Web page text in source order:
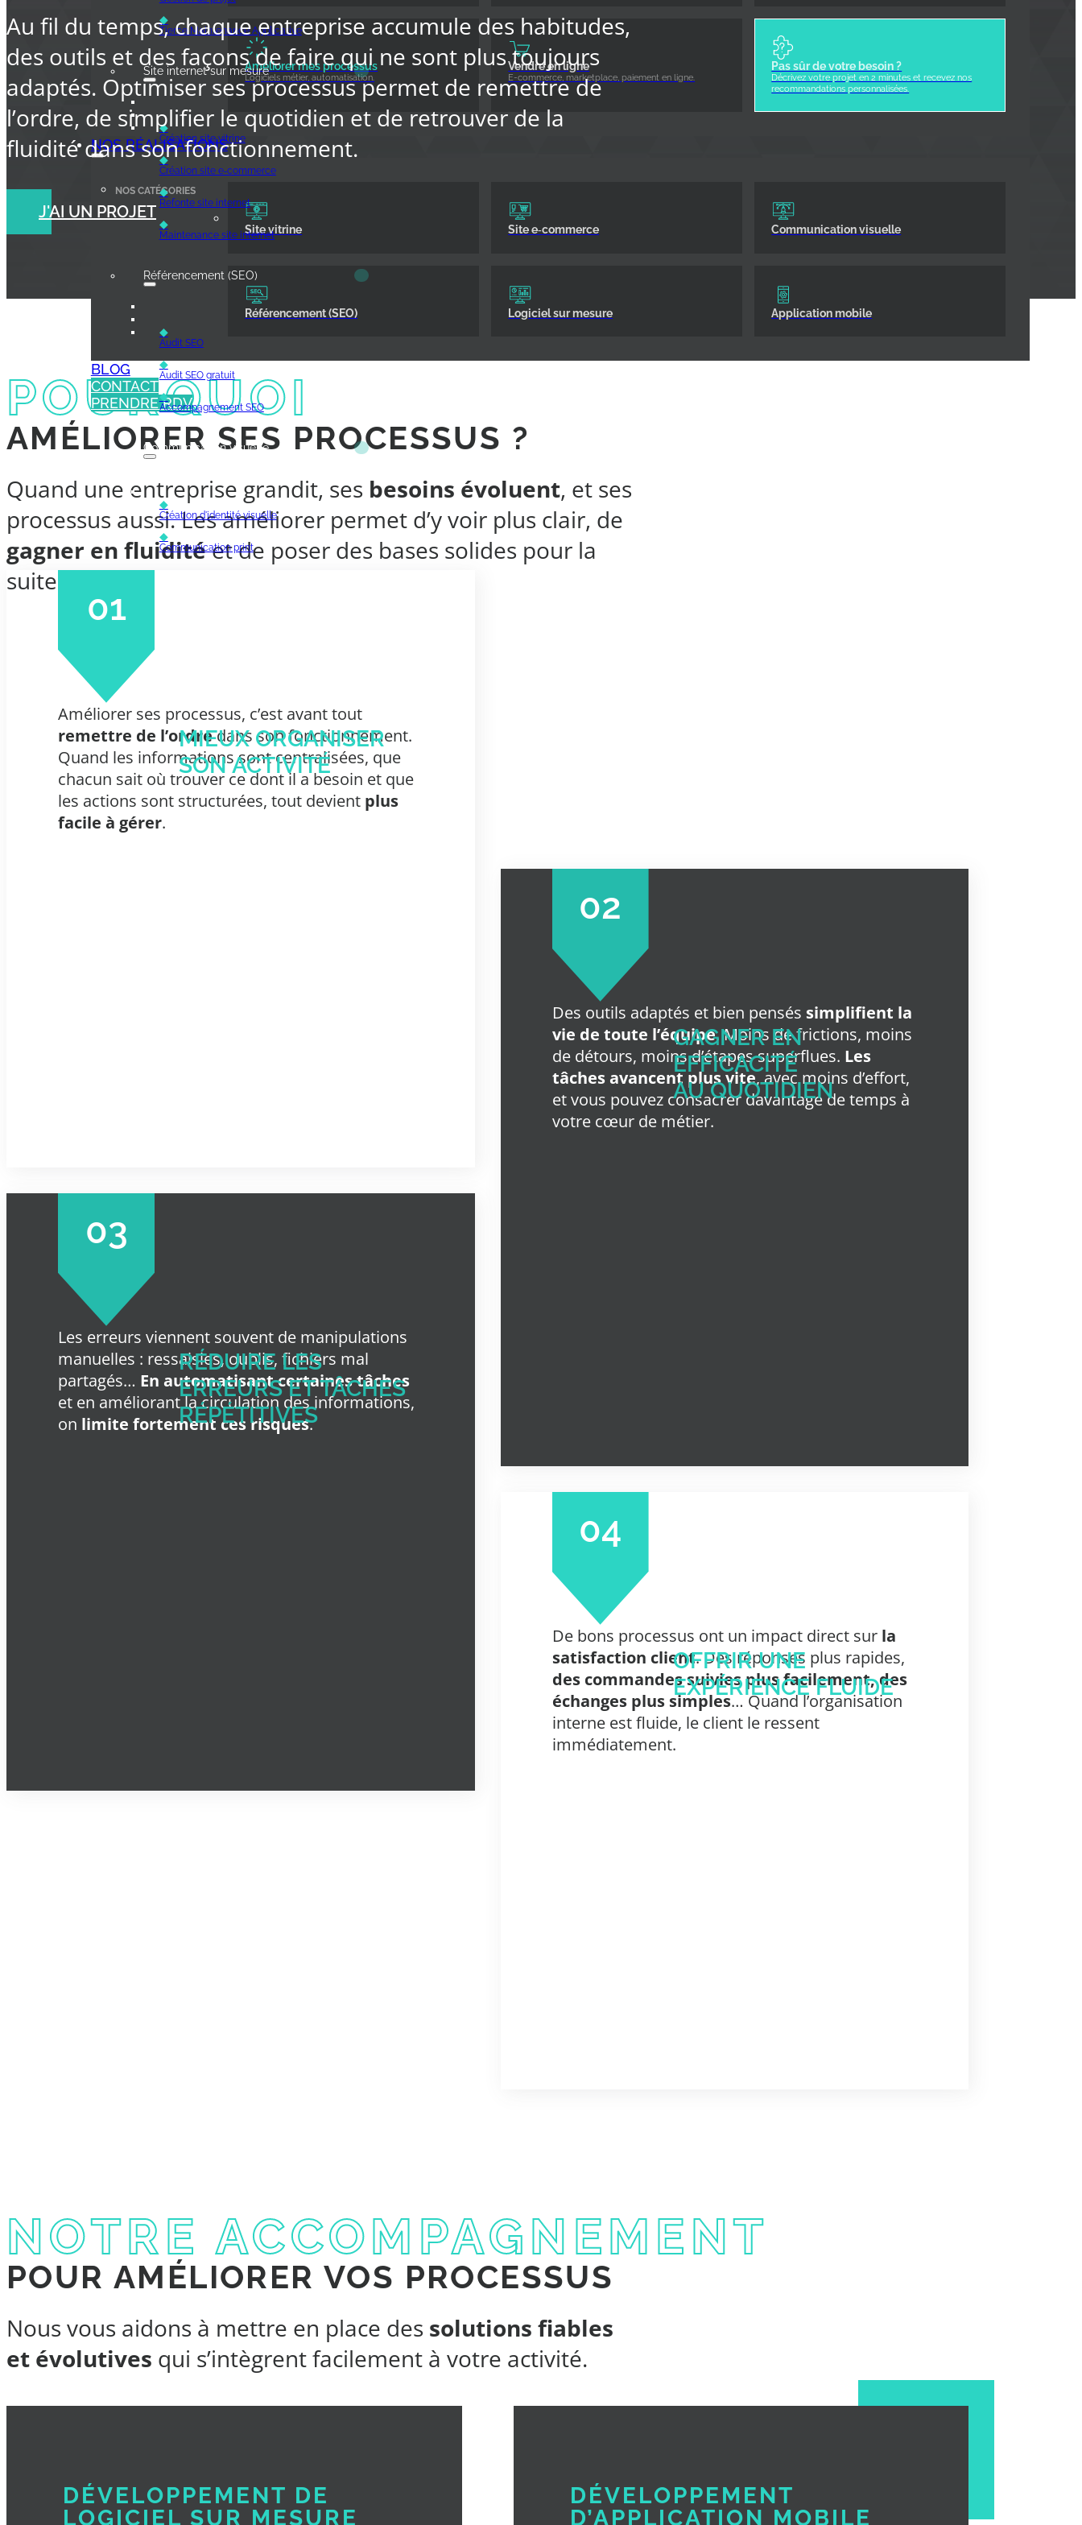
◆
Tierce Maintenance Applicative
Site internet sur mesure
◆
Création site vitrine
◆
Création site e‑commerce
◆
Refonte site internet
◆
Maintenance site internet
Référencement (SEO)
◆
Audit SEO
◆
Audit SEO gratuit
◆
Accompagnement SEO
Communication visuelle
◆
Création d'identité visuelle
◆
Communication print
Améliorer mes processus
Logiciels métier, automatisation.
Vendre en ligne
E-commerce, marketplace, paiement en ligne.
Pas sûr de votre besoin ?
Décrivez votre projet en 2 minutes et recevez nos
recommandations personnalisées.
NOS RÉALISATIONS
NOS CATÉGORIES
Site vitrine Site e‑commerce Communication visuelle
Référencement (SEO) Logiciel sur mesure Application mobile
BLOG
CONTACT
PRENDRE RDV
Au fil du temps, chaque entreprise accumule des habitudes,
des outils et des façons de faire qui ne sont plus toujours
adaptés. Optimiser ses processus permet de remettre de
l’ordre, de simplifier le quotidien et de retrouver de la
fluidité dans son fonctionnement.
J'AI UN PROJET
POURQUOI
AMÉLIORER SES PROCESSUS ?
Quand une entreprise grandit, ses besoins évoluent, et ses
processus aussi. Les améliorer permet d’y voir plus clair, de
gagner en fluiditéet de poser des bases solides pour la
suite.
01
MIEUX ORGANISER
SON ACTIVITÉ
Améliorer ses processus, c’est avant tout
remettre de l’ordredans son fonctionnement.
Quand les informations sont centralisées, que
chacun sait où trouver ce dont il a besoin et que
les actions sont structurées, tout devient plus
facile à gérer.
02
GAGNER EN
EFFICACITÉ
AU QUOTIDIEN
Des outils adaptés et bien pensés simplifient la
vie de toute l’équipe. Moins de frictions, moins
de détours, moins d’étapes superflues. Les
tâches avancent plus vite, avec moins d’effort,
et vous pouvez consacrer davantage de temps à
votre cœur de métier.
03
RÉDUIRE LES
ERREURS ET TÂCHES
RÉPÉTITIVES
Les erreurs viennent souvent de manipulations
manuelles : ressaisies, oublis, fichiers mal
partagés… En automatisant certaines tâches
et en améliorant la circulation des informations,
on limite fortement ces risques.
04
OFFRIR UNE
EXPÉRIENCE FLUIDE
De bons processus ont un impact direct sur la
satisfaction client. Des réponses plus rapides,
des commandes suivies plus facilement, des
échanges plus simples… Quand l’organisation
interne est fluide, le client le ressent
immédiatement.
NOTRE ACCOMPAGNEMENT
POUR AMÉLIORER VOS PROCESSUS
Nous vous aidons à mettre en place des solutions fiables
et évolutives qui s’intègrent facilement à votre activité.
DÉVELOPPEMENT DE
LOGICIEL SUR MESURE
DÉVELOPPEMENT
D’APPLICATION MOBILE